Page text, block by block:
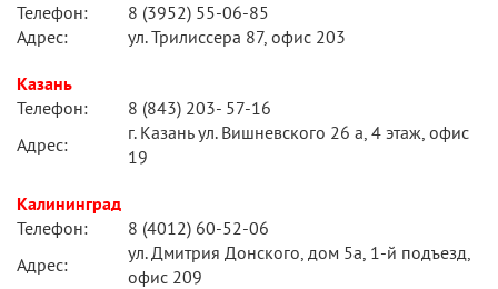
Телефон:
8 (3952) 55-06-85
Адрес:
ул. Трилиссера 87, офис 203
Казань
Телефон:
8 (843) 203- 57-16
Адрес:
г. Казань ул. Вишневского 26 а, 4 этаж, офис
19
Калининград
Телефон:
8 (4012) 60-52-06
Адрес:
ул. Дмитрия Донского, дом 5а, 1-й подъезд,
офис 209